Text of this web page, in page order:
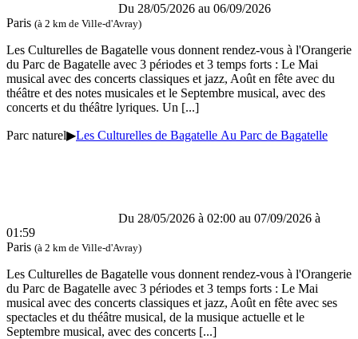
Du 28/05/2026 au 06/09/2026
Paris (à 2 km de Ville-d'Avray)
Les Culturelles de Bagatelle vous donnent rendez-vous à l'Orangerie
du Parc de Bagatelle avec 3 périodes et 3 temps forts : Le Mai
musical avec des concerts classiques et jazz, Août en fête avec du
théâtre et des notes musicales et le Septembre musical, avec des
concerts et du théâtre lyriques. Un [...]
Parc naturel▶Les Culturelles de Bagatelle Au Parc de Bagatelle
Du 28/05/2026 à 02:00 au 07/09/2026 à
01:59
Paris (à 2 km de Ville-d'Avray)
Les Culturelles de Bagatelle vous donnent rendez-vous à l'Orangerie
du Parc de Bagatelle avec 3 périodes et 3 temps forts : Le Mai
musical avec des concerts classiques et jazz, Août en fête avec ses
spectacles et du théâtre musical, de la musique actuelle et le
Septembre musical, avec des concerts [...]